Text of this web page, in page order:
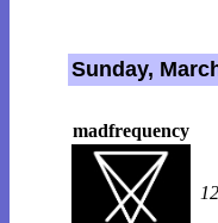
Sunday,
madfrequency